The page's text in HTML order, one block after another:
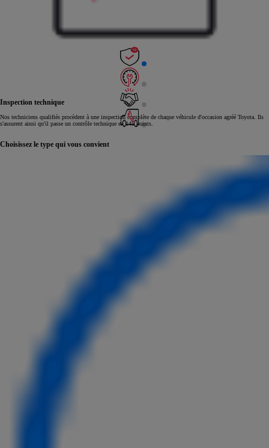
Inspection technique
Nos techniciens qualifiés procèdent à une inspection complète de chaque véhicule d'occasion agréé Toyota. Ils
s'assurent ainsi qu'il passe un contrôle technique en 145 points.
Choisissez le type qui vous convient